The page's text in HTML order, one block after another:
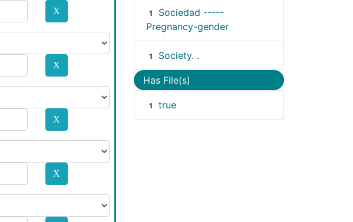
1
Sociedad -----
Pregnancy-gender
1 Society. .
Has File(s)
1 true